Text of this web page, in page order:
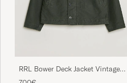
RRL Bower Deck Jacket Vintage
Black